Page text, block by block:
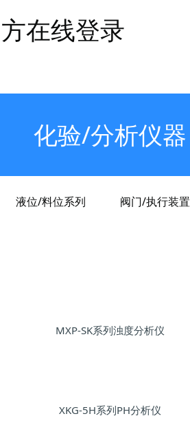
在线登录
化验/分析仪器
液位/料位系列 阀门/执行装置
MXP-SK系列浊度分析仪
XKG-5H系列PH分析仪